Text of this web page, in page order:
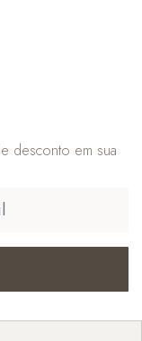
desconto em sua